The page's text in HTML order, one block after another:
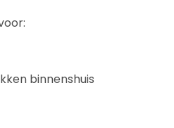
binnenshuis